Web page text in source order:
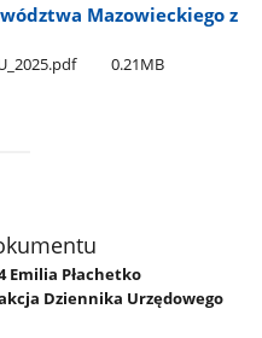
Mazowieckiego z
0.21MB
Emilia Płachetko
Dziennika Urzędowego